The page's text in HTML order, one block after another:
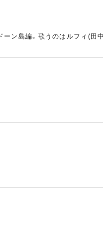
ン島編。歌うのはルフィ(田